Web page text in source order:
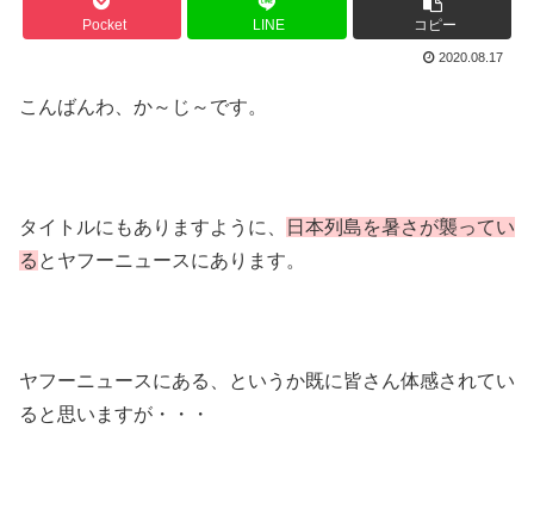
Pocket LINE コピー
2020.08.17
こんばんわ、か～じ～です。
タイトルにもありますように、
日本列島を暑さが襲ってい
る とヤフーニュースにあります。
ヤフーニュースにある、というか既に皆さん体感されてい
ると思いますが・・・